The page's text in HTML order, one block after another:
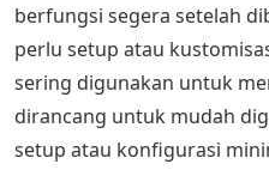
berfungsi segera setelah
perlu setup atau
sering digunakan untuk
dirancang untuk mudah
setup atau konfigurasi